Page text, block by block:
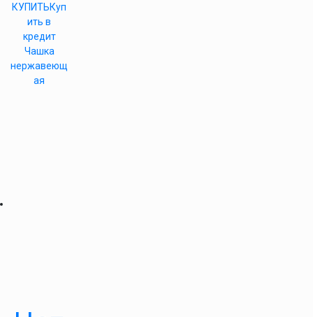
КУПИТЬКуп
ить в
кредит
Чашка
нержавеющ
ая